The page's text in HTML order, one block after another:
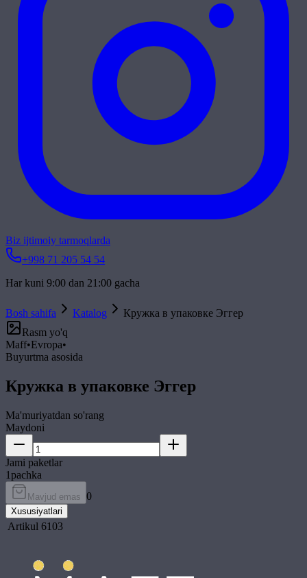
Biz ijtimoiy tarmoqlarda
+998 71 205 54 54
Har kuni 9:00 dan 21:00 gacha
Bosh sahifa Katalog
Кружка в упаковке Эггер
Rasm yo'q
Maff•Evropa•
Buyurtma asosida
Кружка в упаковке Эггер
Ma'muriyatdan so'rang
Maydoni
Jami paketlar
1pachka
Mavjud emas 0
Xususiyatlari
Artikul 6103